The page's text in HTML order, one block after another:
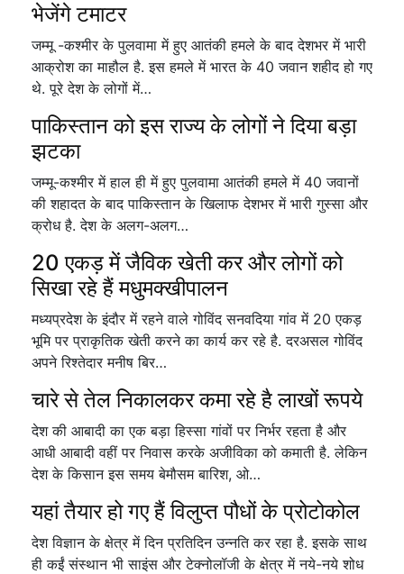
भेजेंगे टमाटर
जम्मू -कश्मीर के पुलवामा में हुए आतंकी हमले के बाद देशभर में भारी
आक्रोश का माहौल है. इस हमले में भारत के 40 जवान शहीद हो गए
थे. पूरे देश के लोगों में…
पाकिस्तान को इस राज्य के लोगों ने दिया बड़ा
झटका
जम्मू-कश्मीर में हाल ही में हुए पुलवामा आतंकी हमले में 40 जवानों
की शहादत के बाद पाकिस्तान के खिलाफ देशभर में भारी गुस्सा और
क्रोध है. देश के अलग-अलग…
20 एकड़ में जैविक खेती कर और लोगों को
सिखा रहे हैं मधुमक्खीपालन
मध्यप्रदेश के इंदौर में रहने वाले गोविंद सनवदिया गांव में 20 एकड़
भूमि पर प्राकृतिक खेती करने का कार्य कर रहे है. दरअसल गोविंद
अपने रिश्तेदार मनीष बिर…
चारे से तेल निकालकर कमा रहे है लाखों रूपये
देश की आबादी का एक बड़ा हिस्सा गांवों पर निर्भर रहता है और
आधी आबादी वहीं पर निवास करके अजीविका को कमाती है. लेकिन
देश के किसान इस समय बेमौसम बारिश, ओ…
यहां तैयार हो गए हैं विलुप्त पौधों के प्रोटोकोल
देश विज्ञान के क्षेत्र में दिन प्रतिदिन उन्नति कर रहा है. इसके साथ
ही कईं संस्थान भी साइंस और टेक्नोलॉजी के क्षेत्र में नये-नये शोध